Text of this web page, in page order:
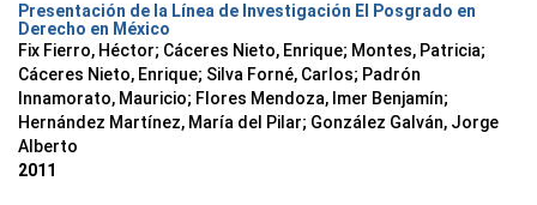
Presentación de la Línea de Investigación El Posgrado en
Derecho en México
Fix Fierro, Héctor; Cáceres Nieto, Enrique; Montes, Patricia;
Cáceres Nieto, Enrique; Silva Forné, Carlos; Padrón
Innamorato, Mauricio; Flores Mendoza, Imer Benjamín;
Hernández Martínez, María del Pilar; González Galván, Jorge
Alberto
2011